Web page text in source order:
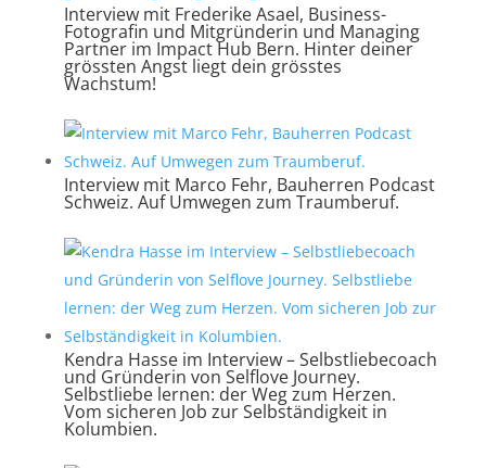
Interview mit Frederike Asael, Business-
Fotografin und Mitgründerin und Managing
Partner im Impact Hub Bern. Hinter deiner
grössten Angst liegt dein grösstes
Wachstum!
Interview mit Marco Fehr, Bauherren Podcast
Schweiz. Auf Umwegen zum Traumberuf.
Kendra Hasse im Interview – Selbstliebecoach
und Gründerin von Selflove Journey.
Selbstliebe lernen: der Weg zum Herzen.
Vom sicheren Job zur Selbständigkeit in
Kolumbien.